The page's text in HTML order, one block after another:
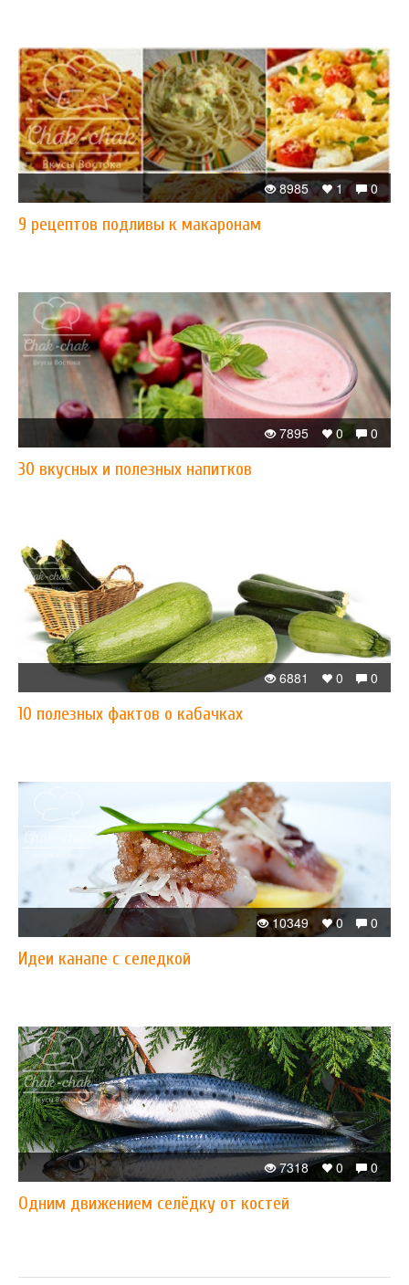
0
1
8985
​9 рецептов подливы к макаронам
0
0
7895
30 вкусных и полезных напитков
0
0
6881
10 полезных фактов о кабачках
0
0
10349
Идеи канапе с селедкой
0
0
7318
Одним движением селёдку от костей